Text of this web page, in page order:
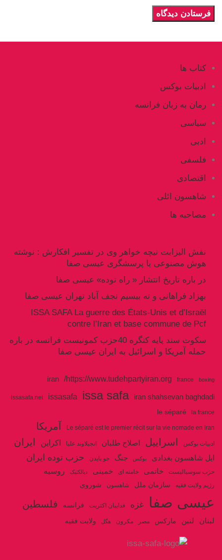
کتاب ها
ادبیات بوکس
رمان به زبان فرانسه
سیاسی
ادبی
فلسفی
اقتصادی
شاهسون ائلی
مصاحبه ها
نقش الیزابت نیچه خواهر وی در تفسیر افکارش : نوشته
هوش مصنوعی با پرسشگری عیسی صفا
در باره تاریخ انتشار « راه توده» عیسی صفا
بهزاد فراهانی و ته بیسیم نجف آباد تهران عیسی صفا
ISSA SAFA La guerre des États-Unis et d’Israël
contre l’Iran et base commune de Pcf
سکوت سند پایه کنگره 40حزب کمونیست فرانسه در باره
حمله آمریکا و اسرائیل به ایران عیسی صفا
boxing
france
https://www.tudehpartyiran.org/
iran
iran shahsevan baghdadi
issa safa
issasafa
issasafa.net
la france
le séparé
Le séparé est le premier récit sur la vie nomade en Iran آمریکا
ادبیات بوکس اسراییل اصلاح طلبان انجیلاوند علیا اکراین ایران
ایل شاهسون بغدادی بوکس جنگ جو بایدن حزب توده ایران
حزب سوسیالیست خاتمی خامنه ای خمینی دیالکتیک روسیه
رژیم ولایت فقیه سازمان ملل شاهسون شوروی
عیسی صفا غزه فداییان اکثریت فرانسه فلسطین
لبنان لنین مارکس مصر مکرون هگل ولایت فقیه